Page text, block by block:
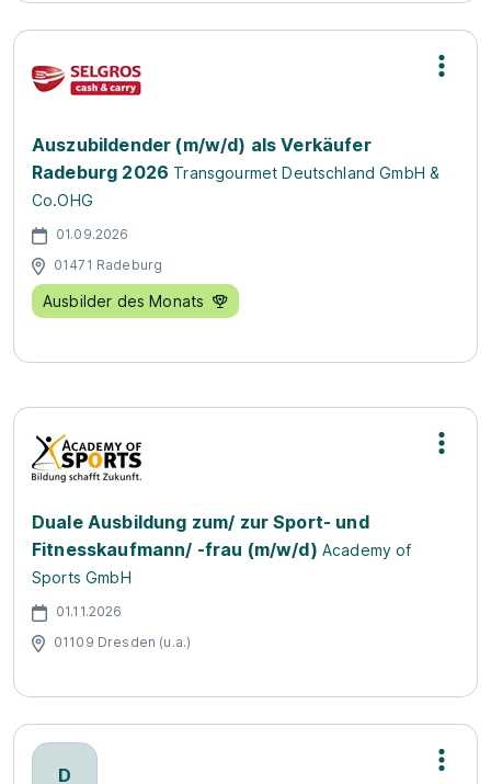
Auszubildender (m/w/d) als Verkäufer
Radeburg 2026 Transgourmet Deutschland GmbH &
Co.OHG
01.09.2026
01471 Radeburg
Ausbilder des Monats
Duale Ausbildung zum/ zur Sport- und
Fitnesskaufmann/ -frau (m/w/d) Academy of
Sports GmbH
01.11.2026
01109 Dresden (u.a.)
D